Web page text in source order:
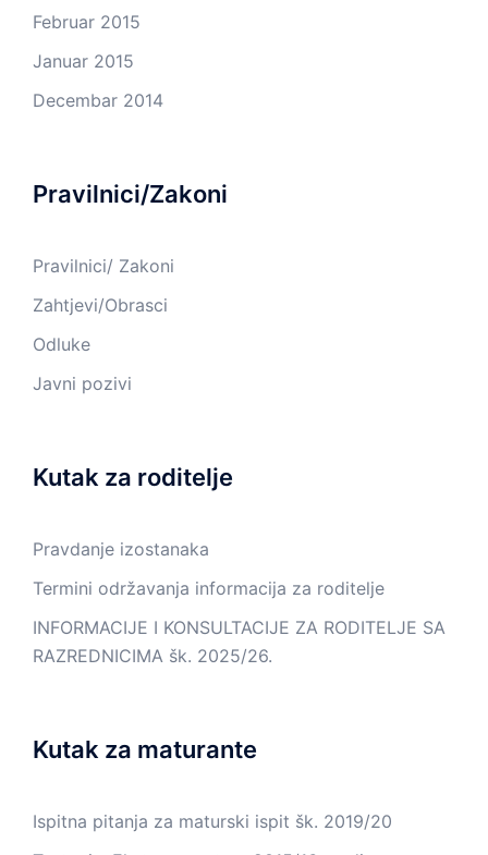
Februar 2015
Januar 2015
Decembar 2014
Pravilnici/Zakoni
Pravilnici/ Zakoni
Zahtjevi/Obrasci
Odluke
Javni pozivi
Kutak za roditelje
Pravdanje izostanaka
Termini održavanja informacija za roditelje
INFORMACIJE I KONSULTACIJE ZA RODITELJE SA
RAZREDNICIMA šk. 2025/26.
Kutak za maturante
Ispitna pitanja za maturski ispit šk. 2019/20